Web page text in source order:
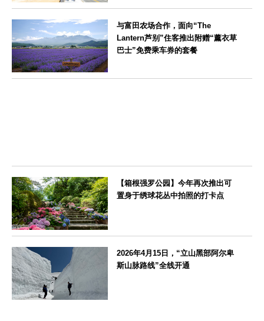
与富田农场合作，面向“The
Lantern芦别”住客推出附赠“薰衣草
巴士”免费乘车券的套餐
【箱根强罗公园】今年再次推出可
置身于绣球花丛中拍照的打卡点
2026年4月15日，“立山黑部阿尔卑
斯山脉路线”全线开通